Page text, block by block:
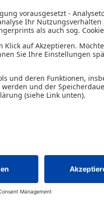
Dröge GmbH aus
ÜBER DAS